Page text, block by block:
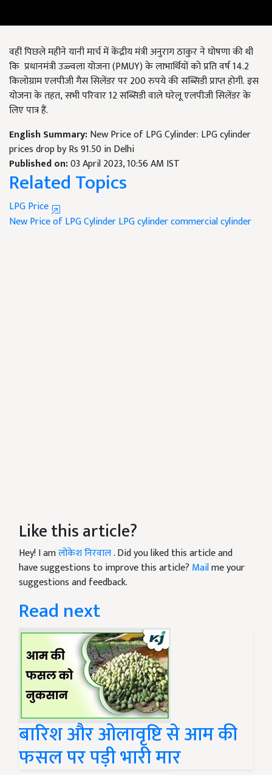
वहीं पिछले महीने यानी मार्च में केंद्रीय मंत्री अनुराग ठाकुर ने घोषणा की थी
कि प्रधानमंत्री उज्ज्वला योजना (PMUY) के लाभार्थियों को प्रति वर्ष 14.2
किलोग्राम एलपीजी गैस सिलेंडर पर 200 रुपये की सब्सिडी प्राप्त होगी.इस
योजना के तहत,सभी परिवार 12 सब्सिडी वाले घरेलू एलपीजी सिलेंडर के
लिए पात्र हैं.
English Summary:New Price of LPG Cylinder: LPG cylinder
prices drop by Rs 91.50 in Delhi
Published on:03 April 2023, 10:56 AM IST
Related Topics
LPG Price
New Price of LPG CylinderLPG cylindercommercial cylinder
Like this article?
Hey! I amलोकेश निरवाल. Did you liked this article and
have suggestions to improve this article? Mailme your
suggestions and feedback.
Read next
बारिश और ओलावृष्टि से आम की
फसल पर पड़ी भारी मार